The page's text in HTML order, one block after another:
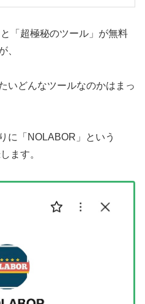
「超極秘のツール」が無料
、
いどんなツールなのかはまっ
に「NOLABOR」という
ます。